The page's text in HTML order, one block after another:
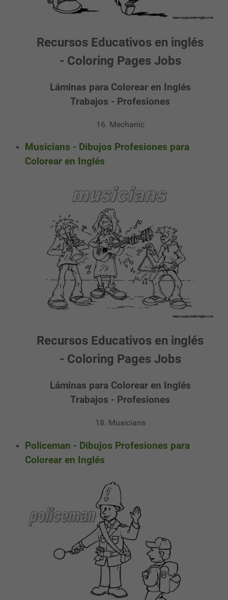
Recursos Educativos en inglés
- Coloring Pages Jobs
Láminas para Colorear en Inglés
Trabajos - Profesiones
16. Mechanic
Musicians - Dibujos Profesiones para
Colorear en Inglés
Recursos Educativos en inglés
- Coloring Pages Jobs
Láminas para Colorear en Inglés
Trabajos - Profesiones
18. Musicians
Policeman - Dibujos Profesiones para
Colorear en Inglés